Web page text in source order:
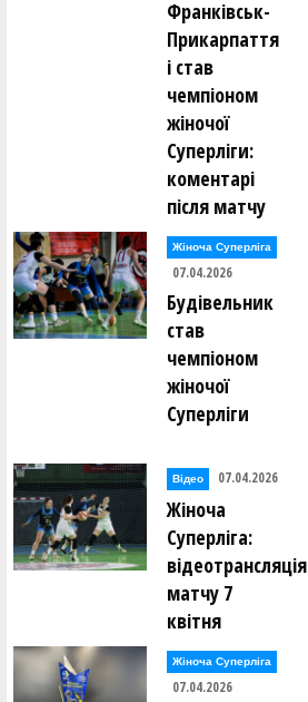
Франківськ-
Прикарпаття
і став
чемпіоном
жіночої
Суперліги:
коментарі
після матчу
Жіноча Суперліга
07.04.2026
Будівельник
став
чемпіоном
жіночої
Суперліги
Відео 07.04.2026
Жіноча
Суперліга:
відеотрансляція
матчу 7
квітня
Жіноча Суперліга
07.04.2026